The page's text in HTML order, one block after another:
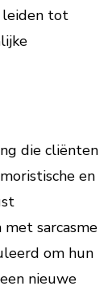
leiden tot
die cliënten
en
sarcasme
om hun
nieuwe